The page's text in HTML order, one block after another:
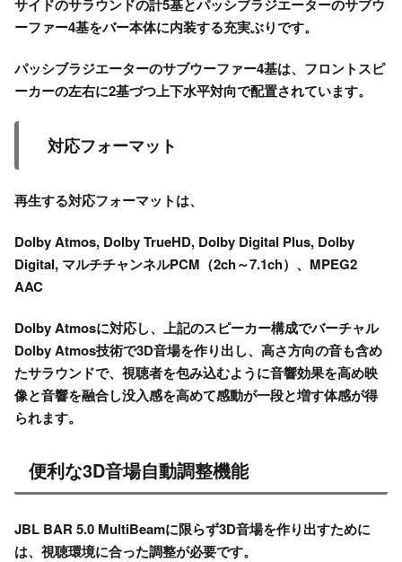
サイドのサラウンドの計5基とパッシブラジエーターのサブウ
ーファー4基をバー本体に内装する充実ぶりです。
パッシブラジエーターのサブウーファー4基は、フロントスピ
ーカーの左右に2基づつ上下水平対向で配置されています。
対応フォーマット
再生する対応フォーマットは、
Dolby Atmos, Dolby TrueHD, Dolby Digital Plus, Dolby
Digital, マルチチャンネルPCM（2ch～7.1ch）、MPEG2
AAC
Dolby Atmosに対応し、上記のスピーカー構成でバーチャル
Dolby Atmos技術で3D音場を作り出し、高さ方向の音も含め
たサラウンドで、視聴者を包み込むように音響効果を高め映
像と音響を融合し没入感を高めて感動が一段と増す体感が得
られます。
便利な3D音場自動調整機能
JBL BAR 5.0 MultiBeamに限らず3D音場を作り出すために
は、視聴環境に合った調整が必要です。